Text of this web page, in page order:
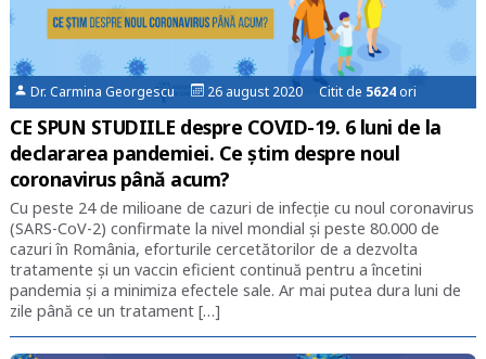
Dr. Carmina Georgescu 26 august 2020 Citit de 5624ori
CE SPUN STUDIILE despre COVID-19. 6 luni de la
declararea pandemiei. Ce știm despre noul
coronavirus până acum?
Cu peste 24 de milioane de cazuri de infecție cu noul coronavirus
(SARS-CoV-2) confirmate la nivel mondial și peste 80.000 de
cazuri în România, eforturile cercetătorilor de a dezvolta
tratamente și un vaccin eficient continuă pentru a încetini
pandemia și a minimiza efectele sale. Ar mai putea dura luni de
zile până ce un tratament […]